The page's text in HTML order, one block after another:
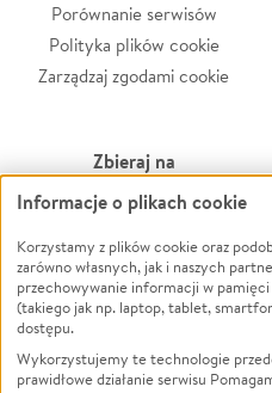
Porównanie serwisów
Polityka plików cookie
Zarządzaj zgodami cookie
Zbieraj na
Leczenie
Zwierzęta
Pożar
Ukraina
Pomoc Finansowa
Informacje o plikach cookie
Korzystamy z plików cookie oraz
zarówno własnych, jak i naszych
przechowywanie informacji w
(takiego jak np. laptop, tablet,
dostępu.
Wykorzystujemy te technologie
prawidłowe działanie serwisu